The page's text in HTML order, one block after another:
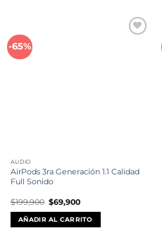
-65%
AUDIO
AirPods 3ra Generación 1.1 Calidad
Full Sonido
$199,900 El
precio
original
era:
$199,900.
$69,900El
actual
es:
$69,900.
AÑADIR AL CARRITO